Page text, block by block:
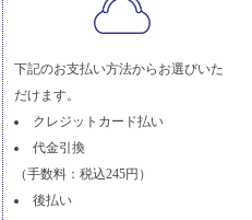
下記のお支払い方法からお選びいた
だけます。
クレジットカード払い
代金引換
（手数料：税込245円）
後払い